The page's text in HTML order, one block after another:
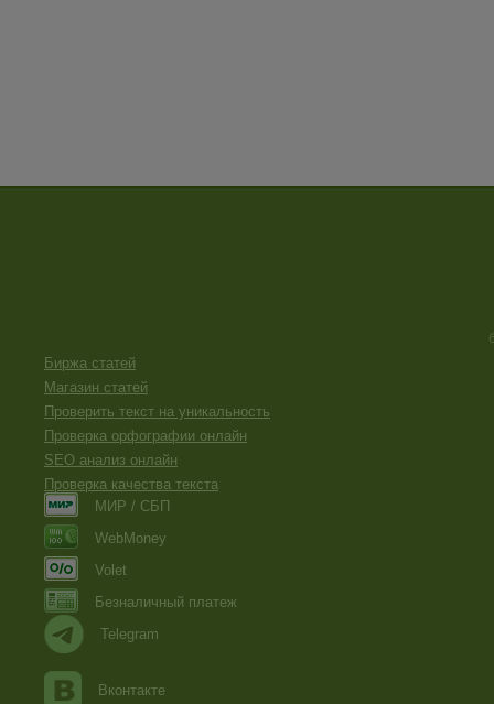
Биржа статей
Магазин статей
Проверить текст на уникальность
Проверка орфографии онлайн
SEO анализ онлайн
Проверка качества текста
МИР / СБП
WebMoney
Volet
Безналичный платеж
Telegram
Вконтакте